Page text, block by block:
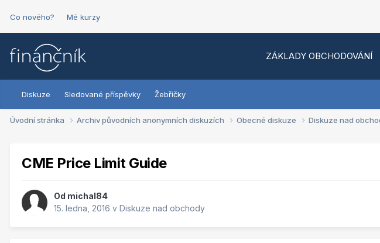
Co nového? Mé kurzy
ZÁKLADY OBCHODOVÁNÍ
Diskuze Sledované příspěvky Žebříčky
Úvodní stránka Archiv původních anonymních diskuzích Obecné diskuze Diskuze nad
CME Price Limit Guide
Od michal84
15. ledna, 2016 v Diskuze nad obchody